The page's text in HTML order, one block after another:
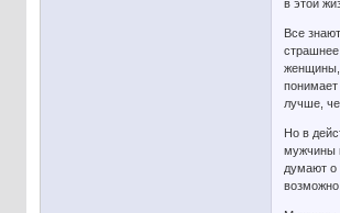
в этой
Все
понимает
лучше,
Но в
мужчины
думают о
возможно.